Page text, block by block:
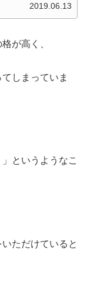
2019.06.13
が高く、
しまっていま
というようなこ
ただけていると